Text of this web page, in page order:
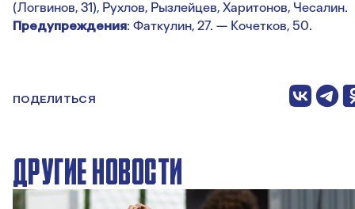
(Логвинов, 31), Рухлов, Рызлейцев, Харитонов, Чесалин.
Предупреждения: Фаткулин, 27. — Кочетков, 50.
ПОДЕЛИТЬСЯ
ДРУГИЕ НОВОСТИ